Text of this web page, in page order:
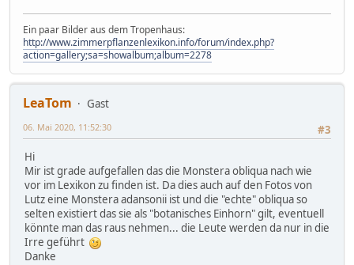
Ein paar Bilder aus dem Tropenhaus:
http://www.zimmerpflanzenlexikon.info/forum/index.php?
action=gallery;sa=showalbum;album=2278
LeaTom
Gast
#3
06. Mai 2020, 11:52:30
Hi
Mir ist grade aufgefallen das die Monstera obliqua nach wie
vor im Lexikon zu finden ist. Da dies auch auf den Fotos von
Lutz eine Monstera adansonii ist und die "echte" obliqua so
selten existiert das sie als "botanisches Einhorn" gilt, eventuell
könnte man das raus nehmen... die Leute werden da nur in die
Irre geführt
Danke